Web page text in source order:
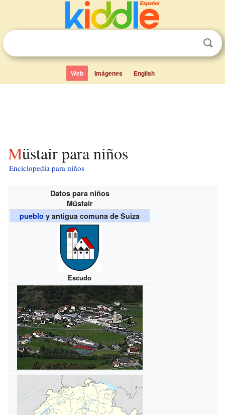
Web Imágenes English
Müstair para niños
Enciclopedia para niños
Datos para niños
Müstair
pueblo y antigua comuna de Suiza
Escudo